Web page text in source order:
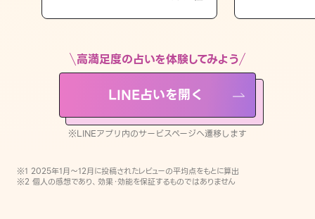
LINE占いを開く
※LINEアプリ内のサービスページへ遷移します
高満足度の占いを体験してみよう
LINE占いを開く
※LINEアプリ内のサービスページへ遷移します
※1 2025年1月〜12月に投稿されたレビューの平均点をもとに算出
※2 個人の感想であり、効果・効能を保証するものではありません